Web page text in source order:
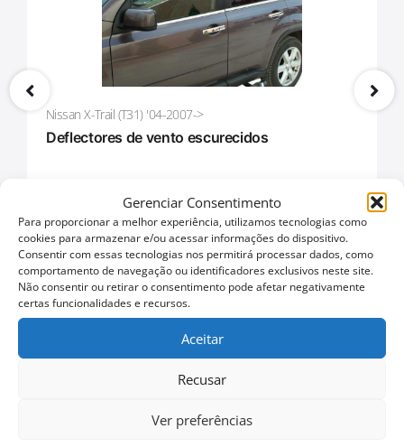
Gerenciar Consentimento
Para proporcionar a melhor experiência, utilizamos tecnologias como
cookies para armazenar e/ou acessar informações do dispositivo.
Consentir com essas tecnologias nos permitirá processar dados, como
comportamento de navegação ou identificadores exclusivos neste site.
Não consentir ou retirar o consentimento pode afetar negativamente
certas funcionalidades e recursos.
Aceitar
Recusar
Ver preferências
Nissan X-Trail (T31) '04-2007->
Deflectores de vento escurecidos
90$ 110$
Comprar
Configure o seu